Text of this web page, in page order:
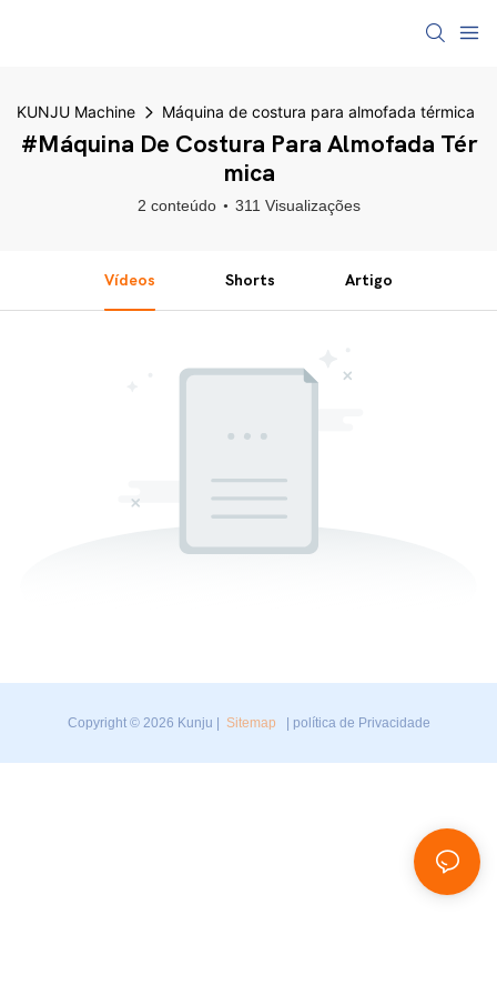
KUNJU Machine Máquina de costura para almofada térmica
#Máquina De Costura Para Almofada Tér
Mica
2 conteúdo 311 Visualizações
Vídeos Shorts Artigo
Copyright © 2026 Kunju | Sitemap | política de Privacidade